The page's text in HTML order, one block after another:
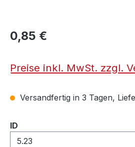
0,85 €
Preise inkl. MwSt. zzgl.
Versandfertig in 3 Tagen,
ID